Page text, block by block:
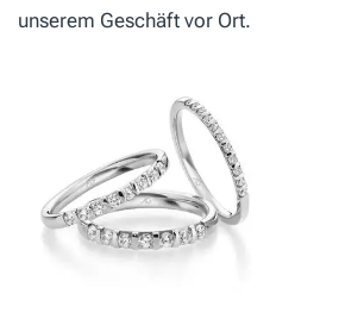
unserem Geschäft vor Ort.